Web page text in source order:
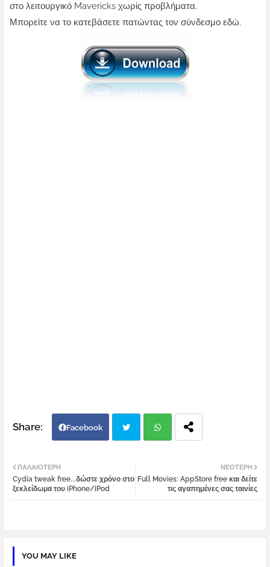
στο λειτουργικό Mavericks χωρίς προβλήματα.
Μπορείτε να το κατεβάσετε πατώντας τον σύνδεσμο εδώ.
Facebook
tter atsa
ΝΕΌΤΕΡΗ
Full Movies: AppStore free και δείτε
τις αγαπημένες σας ταινίες
ΠΑΛΑΙΌΤΕΡΗ
Cydia tweak free...δώστε χρόνο στο
ξεκλείδωμα του iPhone/iPod
YOU MAY LIKE